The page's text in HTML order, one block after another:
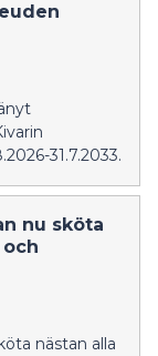
31.7.2033.
nu sköta
nästan alla